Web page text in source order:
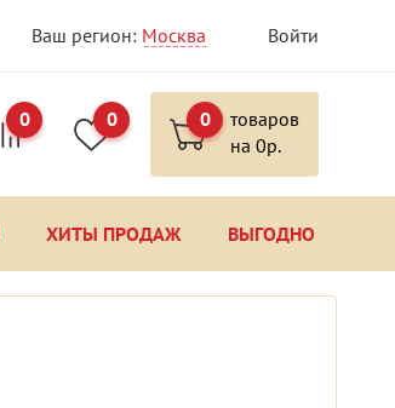
Ваш регион: Москва Войти
0 0 0
товаров
на 0р.
ХИТЫ ПРОДАЖ ВЫГОДНО